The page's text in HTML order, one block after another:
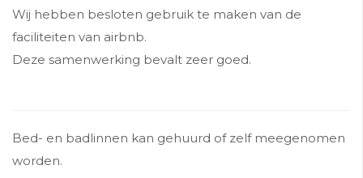
Wij hebben besloten gebruik te maken van de
faciliteiten van airbnb.
Deze samenwerking bevalt zeer goed.
Bed- en badlinnen kan gehuurd of zelf meegenomen
worden.